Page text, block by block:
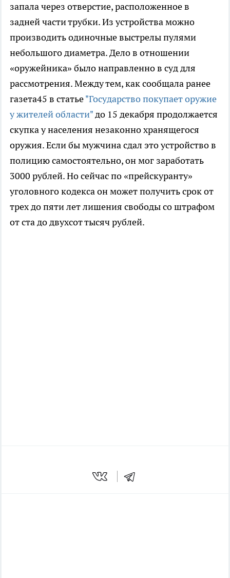
запала через отверстие, расположенное в
задней части трубки. Из устройства можно
производить одиночные выстрелы пулями
небольшого диаметра. Дело в отношении
«оружейника» было направленно в суд для
рассмотрения. Между тем, как сообщала ранее
газета45 в статье"Государство покупает оружие
у жителей области"до 15 декабря продолжается
скупка у населения незаконно хранящегося
оружия. Если бы мужчина сдал это устройство в
полицию самостоятельно, он мог заработать
3000 рублей. Но сейчас по «прейскуранту»
уголовного кодекса он может получить срок от
трех до пяти лет лишения свободы со штрафом
от ста до двухсот тысяч рублей.